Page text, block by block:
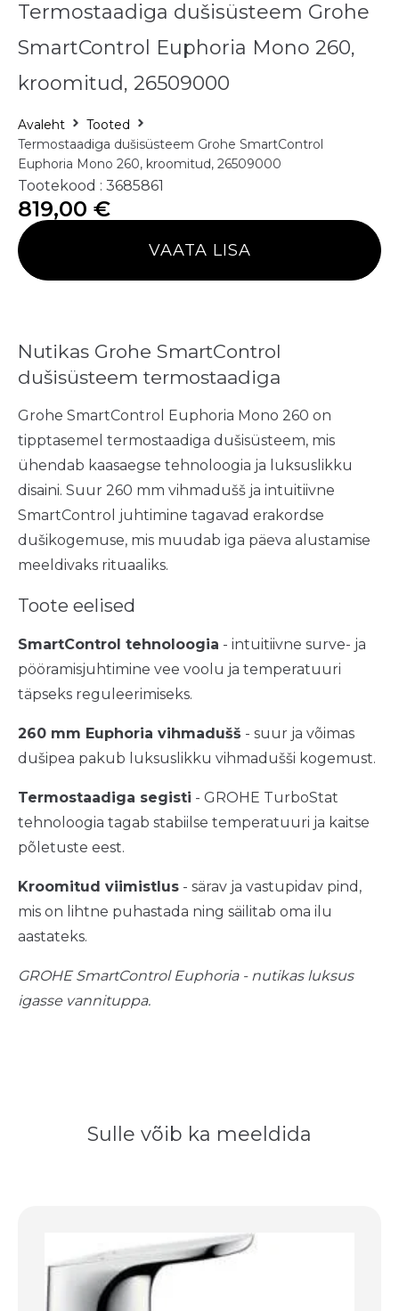
Termostaadiga dušisüsteem Grohe
SmartControl Euphoria Mono 260,
kroomitud, 26509000
Avaleht
Tooted
Termostaadiga dušisüsteem Grohe SmartControl
Euphoria Mono 260, kroomitud, 26509000
Tootekood : 3685861
819,00 €
VAATA LISA
Nutikas Grohe SmartControl
dušisüsteem termostaadiga
Grohe SmartControl Euphoria Mono 260 on
tipptasemel termostaadiga dušisüsteem, mis
ühendab kaasaegse tehnoloogia ja luksuslikku
disaini. Suur 260 mm vihmadušš ja intuitiivne
SmartControl juhtimine tagavad erakordse
dušikogemuse, mis muudab iga päeva alustamise
meeldivaks rituaaliks.
Toote eelised
SmartControl tehnoloogia - intuitiivne surve- ja
pööramisjuhtimine vee voolu ja temperatuuri
täpseks reguleerimiseks.
260 mm Euphoria vihmadušš - suur ja võimas
dušipea pakub luksuslikku vihmadušši kogemust.
Termostaadiga segisti - GROHE TurboStat
tehnoloogia tagab stabiilse temperatuuri ja kaitse
põletuste eest.
Kroomitud viimistlus - särav ja vastupidav pind,
mis on lihtne puhastada ning säilitab oma ilu
aastateks.
GROHE SmartControl Euphoria - nutikas luksus
igasse vannituppa.
Sulle võib ka meeldida